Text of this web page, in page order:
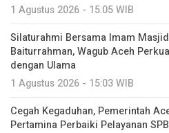
1 Agustus 2026 - 15:05 WIB
Silaturahmi Bersama Imam
Baiturrahman, Wagub Aceh
dengan Ulama
1 Agustus 2026 - 15:03 WIB
Cegah Kegaduhan, Pemerintah
Pertamina Perbaiki Pelayanan